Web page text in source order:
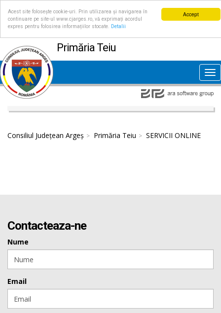
Accept
Acest site folosește cookie-uri. Prin utilizarea și navigarea în
continuare pe site-ul www.cjarges.ro, vă exprimați acordul
expres pentru folosirea informațiilor stocate.
Detalii
Primăria Teiu
Consiliul Județean Argeș Primăria Teiu SERVICII ONLINE
Contacteaza-ne
Nume
Email